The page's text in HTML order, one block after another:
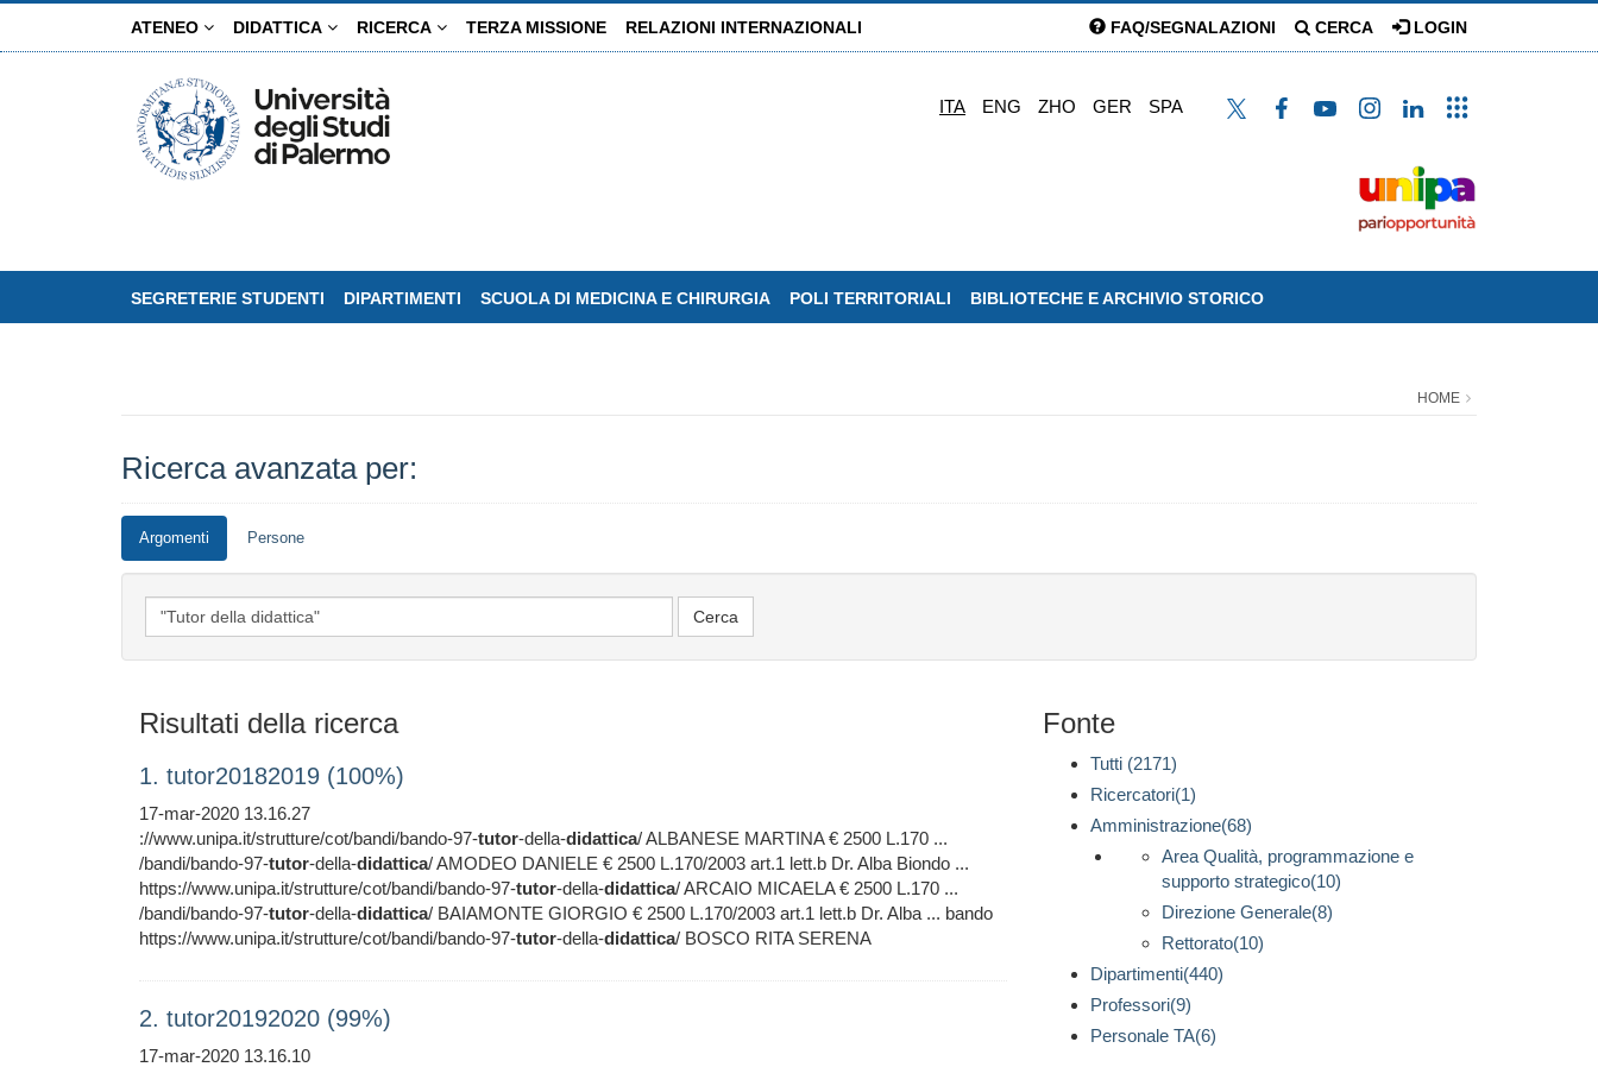
ATENEO DIDATTICA RICERCA TERZA MISSIONE RELAZIONI INTERNAZIONALI FAQ/SEGNALAZIONI CERCA LOGIN
ITA ENG ZHO GER SPA
SEGRETERIE STUDENTI DIPARTIMENTI SCUOLA DI MEDICINA E CHIRURGIA POLI TERRITORIALI BIBLIOTECHE E ARCHIVIO STORICO
HOME
Ricerca avanzata per:
Argomenti Persone
Risultati della ricerca
1. tutor20182019 (100%)
17-mar-2020 13.16.27
://www.unipa.it/strutture/cot/bandi/bando-97-tutor-della-didattica/ ALBANESE MARTINA € 2500 L.170 ...
/bandi/bando-97-tutor-della-didattica/ AMODEO DANIELE € 2500 L.170/2003 art.1 lett.b Dr. Alba Biondo ...
https://www.unipa.it/strutture/cot/bandi/bando-97-tutor-della-didattica/ ARCAIO MICAELA € 2500 L.170 ...
/bandi/bando-97-tutor-della-didattica/ BAIAMONTE GIORGIO € 2500 L.170/2003 art.1 lett.b Dr. Alba ... bando
https://www.unipa.it/strutture/cot/bandi/bando-97-tutor-della-didattica/ BOSCO RITA SERENA
2. tutor20192020 (99%)
17-mar-2020 13.16.10
Fonte
Tutti (2171)
Ricercatori(1)
Amministrazione(68)
Area Qualità, programmazione e
supporto strategico(10)
Direzione Generale(8)
Rettorato(10)
Dipartimenti(440)
Professori(9)
Personale TA(6)